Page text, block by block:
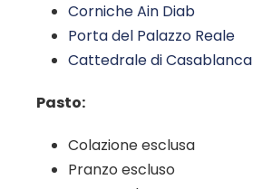
Corniche Ain Diab
Porta del Palazzo Reale
Cattedrale di Casablanca
Pasto:
Colazione esclusa
Pranzo escluso